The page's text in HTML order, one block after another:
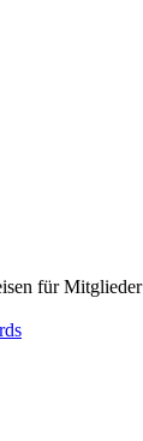
für Mitglieder